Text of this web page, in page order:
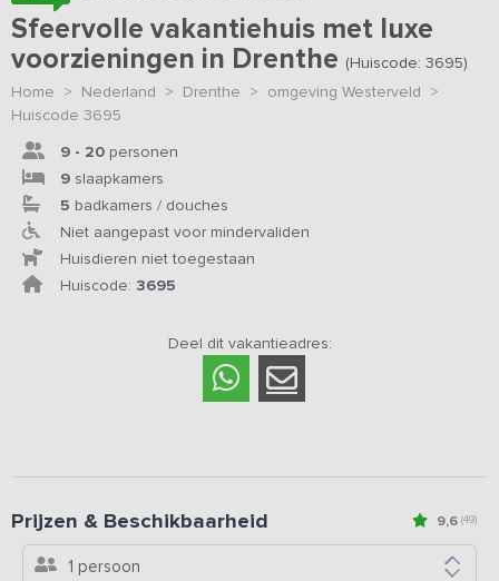
Sfeervolle vakantiehuis met luxe
voorzieningen in Drenthe (Huiscode: 3695)
Home > Nederland > Drenthe > omgeving Westerveld >
Huiscode 3695
9 - 20 personen
9 slaapkamers
5 badkamers / douches
Niet aangepast voor mindervaliden
Huisdieren niet toegestaan
Huiscode: 3695
Deel dit vakantieadres:
9,6 (49)
Prijzen & Beschikbaarheid
1 persoon